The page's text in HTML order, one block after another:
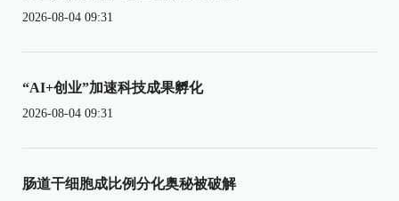
2026-08-04 09:31
“AI+创业”加速科技成果孵化
2026-08-04 09:31
肠道干细胞成比例分化奥秘被破解